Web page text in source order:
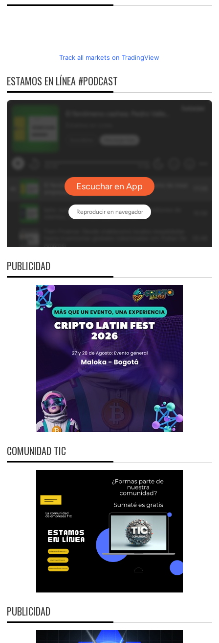
Track all markets on TradingView
ESTAMOS EN LÍNEA #PODCAST
PUBLICIDAD
COMUNIDAD TIC
PUBLICIDAD